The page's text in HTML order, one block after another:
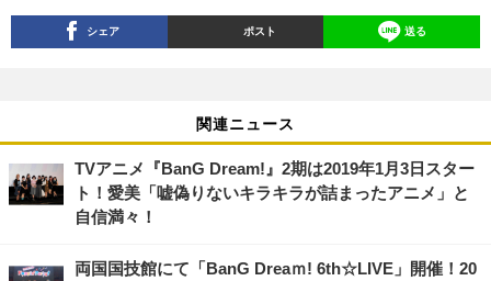
シェア ポスト 送る
関連ニュース
TVアニメ『BanG Dream!』2期は2019年1月3日スター
ト！愛美「嘘偽りないキラキラが詰まったアニメ」と
自信満々！
両国国技館にて「BanG Dreaｍ! 6th☆LIVE」開催！20